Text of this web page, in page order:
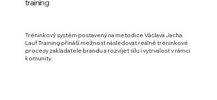
Tréninkový systém postavený na metodice Václava Jacha.
Lauf Training přináší možnost následovat reálné tréninkové
procesy zakladatele brandu a rozvíjet sílu i vytrvalost v rámci
komunity.
training